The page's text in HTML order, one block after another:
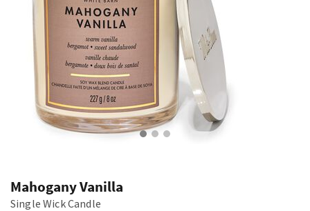
Mahogany Vanilla
Single Wick Candle